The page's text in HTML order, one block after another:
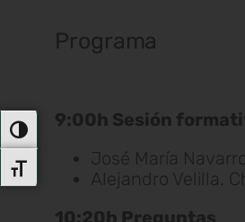
Alternar Alto Contraste
Alternar Tamaño De Letra
Programa
9:00h Sesión
José María
Alejandro Velilla.
10:20h Preguntas